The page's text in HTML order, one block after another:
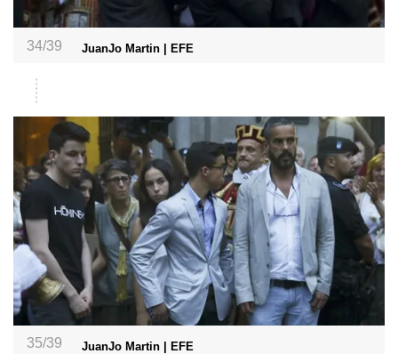
34/39 JuanJo Martin | EFE
35/39 JuanJo Martin | EFE